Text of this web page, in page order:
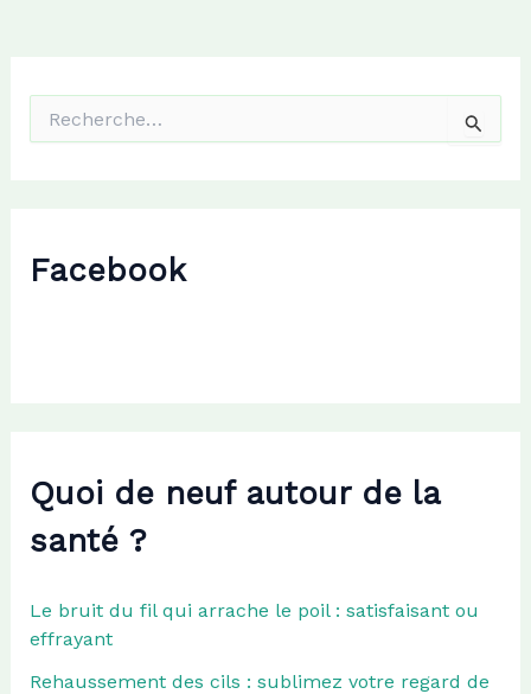
h
Facebook
Quoi de neuf autour de la
santé ?
Le bruit du fil qui arrache le poil : satisfaisant ou
effrayant
Rehaussement des cils : sublimez votre regard de